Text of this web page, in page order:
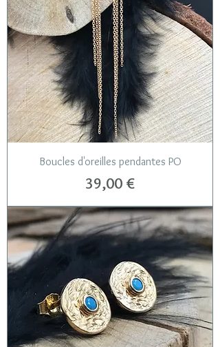
Boucles d'oreilles pendantes PO
Prix
39,00 €